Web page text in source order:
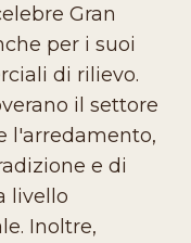
Gran
per i suoi
di rilievo.
il settore
l'arredamento,
e di
livello
Inoltre,